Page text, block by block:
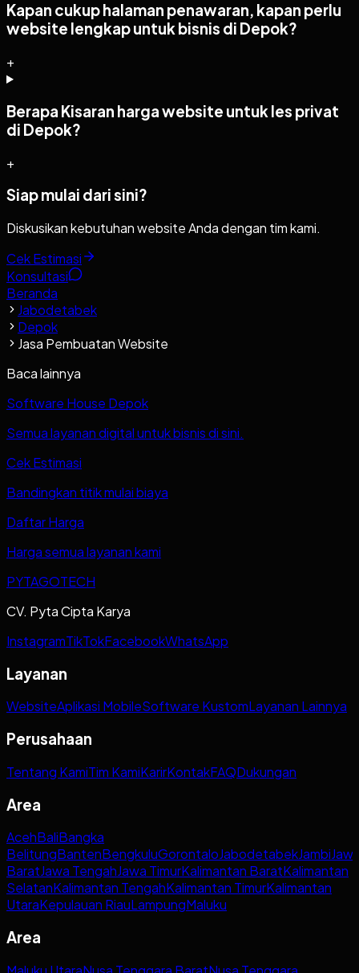
Kapan cukup halaman penawaran, kapan perlu
website lengkap untuk bisnis di Depok?
+
Berapa Kisaran harga website untuk les privat
di Depok?
+
Siap mulai dari sini?
Diskusikan kebutuhan website Anda dengan tim kami.
Cek Estimasi
Konsultasi
Beranda
Jabodetabek
Depok
Jasa Pembuatan Website
Baca lainnya
Software House Depok
Semua layanan digital untuk bisnis di sini.
Cek Estimasi
Bandingkan titik mulai biaya
Daftar Harga
Harga semua layanan kami
PYTAGOTECH
CV. Pyta Cipta Karya
InstagramTikTokFacebookWhatsApp
Layanan
WebsiteAplikasi MobileSoftware KustomLayanan Lainnya
Perusahaan
Tentang KamiTim KamiKarirKontakFAQDukungan
Area
AcehBaliBangka
BelitungBantenBengkuluGorontaloJabodetabekJambi
BaratJawa TengahJawa TimurKalimantan BaratKalimantan
SelatanKalimantan TengahKalimantan TimurKalimantan
UtaraKepulauan RiauLampungMaluku
Area